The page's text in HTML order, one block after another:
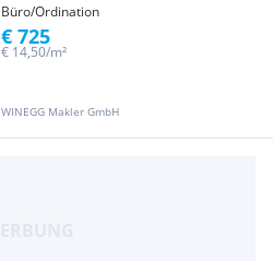
Büro/Ordination
WINEGG Makler GmbH
€ 14,50/m²
€ 725